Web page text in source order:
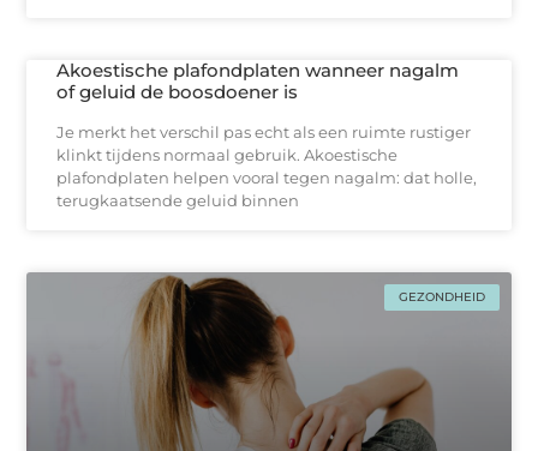
Akoestische plafondplaten wanneer nagalm
of geluid de boosdoener is
Je merkt het verschil pas echt als een ruimte rustiger
klinkt tijdens normaal gebruik. Akoestische
plafondplaten helpen vooral tegen nagalm: dat holle,
terugkaatsende geluid binnen
GEZONDHEID